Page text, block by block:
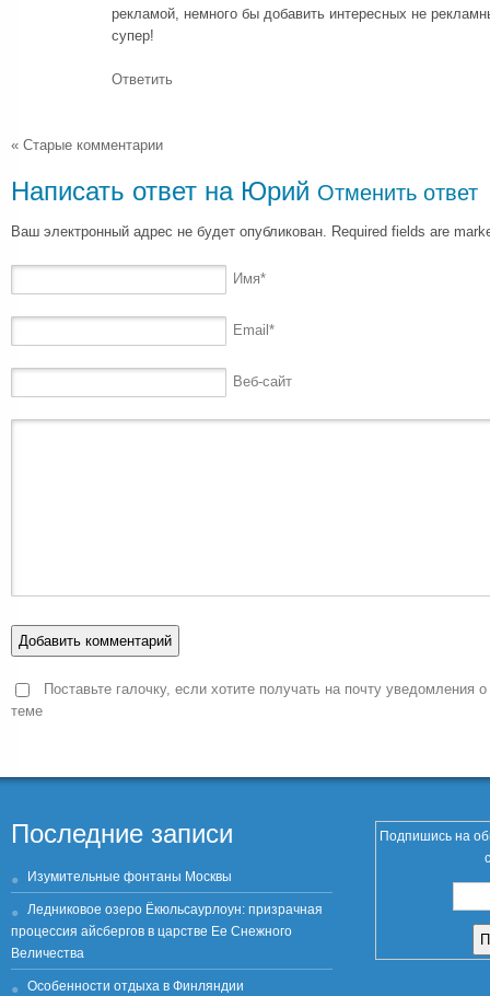
рекламой, немного бы добавить интересных не
супер!
Ответить
« Старые комментарии
Написать ответ на Юрий Отменить ответ
Ваш электронный адрес не будет опубликован. Required fields are
Имя*
Email *
Веб-сайт
Поставьте галочку, если хотите получать на почту уведомления
теме
Последние записи
Изумительные фонтаны Москвы
Ледниковое озеро Ёкюльсаурлоун: призрачная
процессия айсбергов в царстве Ее Снежного
Величества
Особенности отдыха в Финляндии
Подпишись на